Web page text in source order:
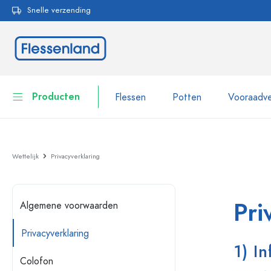
Ga naar de hoofdnavigatie
Snelle verzending
Producten Flessen Potten
Glazen flessen 100 ml
Wettelijk Privacyverklaring
Algemene voorwaarden
Privacyverklaring
Colofon
1)